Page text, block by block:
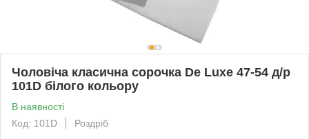
Чоловіча класична сорочка De Luxe 47-54 д/р
101D білого кольору
В наявності
Код: 101D
Роздріб